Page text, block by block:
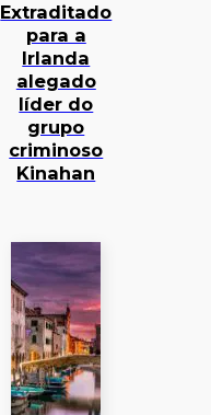
Extraditado
para a
Irlanda
alegado
líder do
grupo
criminoso
Kinahan